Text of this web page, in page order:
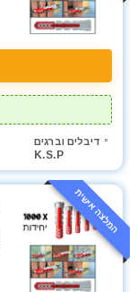
דיבלים וברגים
K.S.P
המלצה אישית